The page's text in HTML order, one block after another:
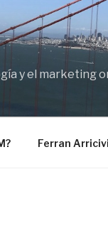
y el marketing
Ferran